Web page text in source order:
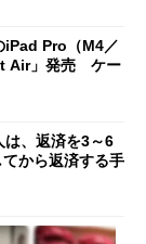
iPad Pro（M4／
Air」発売 ケー
は、返済を3～6
から返済する手